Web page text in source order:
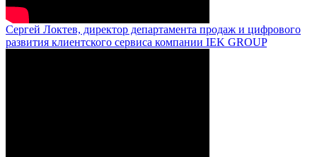
Сергей Локтев, директор департамента продаж и цифрового
развития клиентского сервиса компании IEK GROUP